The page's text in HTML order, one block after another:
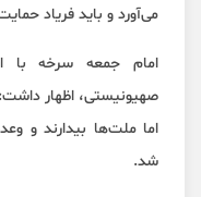
می‌آورد و باید فریاد
امام جمعه سرخه با
صهیونیستی، اظهار
اما ملت‌ها بیدارند و
شد.